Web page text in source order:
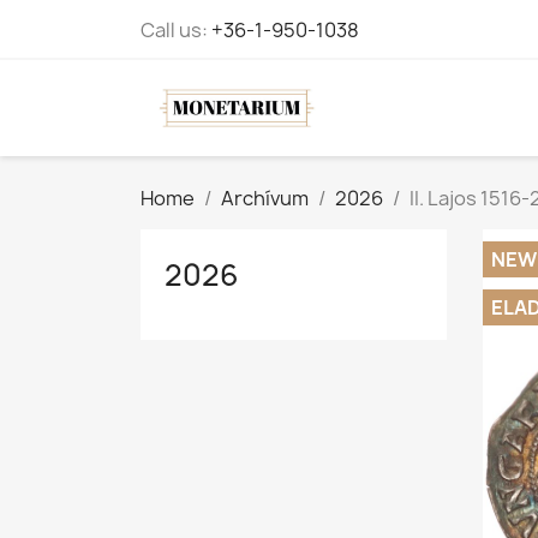
Call us: +36-1-950-1038
Home Archívum 2026 II. Lajos
2026
NEW